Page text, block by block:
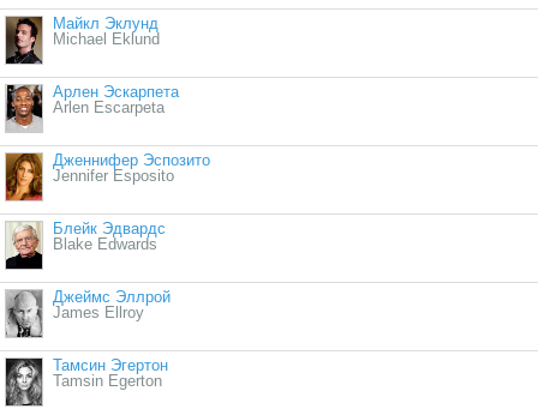
Майкл Эклунд
Michael Eklund
Арлен Эскарпета
Arlen Escarpeta
Дженнифер Эспозито
Jennifer Esposito
Блейк Эдвардс
Blake Edwards
Джеймс Эллрой
James Ellroy
Тамсин Эгертон
Tamsin Egerton